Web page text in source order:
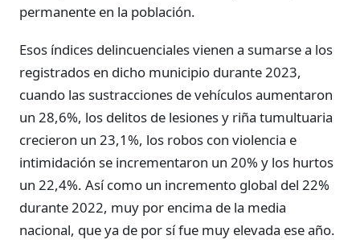
permanente en la población.
Esos índices delincuenciales vienen a sumarse a los
registrados en dicho municipio durante 2023,
cuando las sustracciones de vehículos aumentaron
un 28,6%, los delitos de lesiones y riña tumultuaria
crecieron un 23,1%, los robos con violencia e
intimidación se incrementaron un 20% y los hurtos
un 22,4%. Así como un incremento global del 22%
durante 2022, muy por encima de la media
nacional, que ya de por sí fue muy elevada ese año.